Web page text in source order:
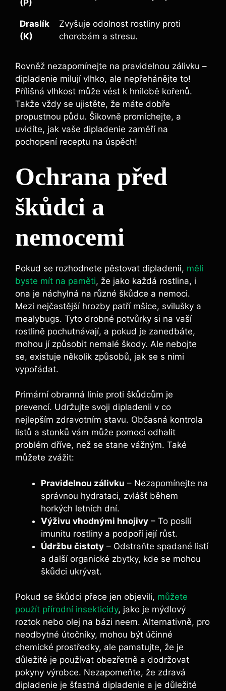
(P)
Draslík
(K)
Zvyšuje odolnost rostliny proti
chorobám a stresu.
Rovněž nezapomínejte na pravidelnou zálivku –
dipladenie milují vlhko, ale nepřehánějte to!
Přílišná vlhkost může vést k hnilobě kořenů.
Takže vždy se ujistěte, že máte dobře
propustnou půdu. Šikovně promíchejte, a
uvidíte, jak vaše dipladenie zaměří na
pochopení receptu na úspěch!
Ochrana před
škůdci a
nemocemi
Pokud se rozhodnete pěstovat dipladenii, měli
byste mít na paměti, že jako každá rostlina, i
ona je náchylná na různé škůdce a nemoci.
Mezi nejčastější hrozby patří mšice, svilušky a
mealybugs. Tyto drobné potvůrky si na vaší
rostlině pochutnávají, a pokud je zanedbáte,
mohou jí způsobit nemalé škody. Ale nebojte
se, existuje několik způsobů, jak se s nimi
vypořádat.
Primární obranná linie proti škůdcům je
prevencí. Udržujte svoji dipladenii v co
nejlepším zdravotním stavu. Občasná kontrola
listů a stonků vám může pomoci odhalit
problém dříve, než se stane vážným. Také
můžete zvážit:
Pravidelnou zálivku – Nezapomínejte na
správnou hydrataci, zvlášť během
horkých letních dní.
Výživu vhodnými hnojivy – To posílí
imunitu rostliny a podpoří její růst.
Údržbu čistoty – Odstraňte spadané listí
a další organické zbytky, kde se mohou
škůdci ukrývat.
Pokud se škůdci přece jen objevili, můžete
použít přírodní insekticidy, jako je mýdlový
roztok nebo olej na bázi neem. Alternativně, pro
neodbytné útočníky, mohou být účinné
chemické prostředky, ale pamatujte, že je
důležité je používat obezřetně a dodržovat
pokyny výrobce. Nezapomeňte, že zdravá
dipladenie je šťastná dipladenie a je důležité